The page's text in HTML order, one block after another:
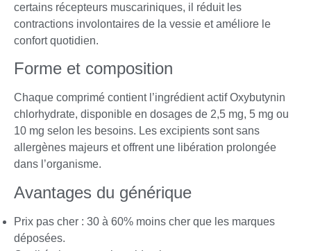
certains récepteurs muscariniques, il réduit les
contractions involontaires de la vessie et améliore le
confort quotidien.
Forme et composition
Chaque comprimé contient l’ingrédient actif Oxybutynin
chlorhydrate, disponible en dosages de 2,5 mg, 5 mg ou
10 mg selon les besoins. Les excipients sont sans
allergènes majeurs et offrent une libération prolongée
dans l’organisme.
Avantages du générique
Prix pas cher : 30 à 60% moins cher que les marques
déposées.